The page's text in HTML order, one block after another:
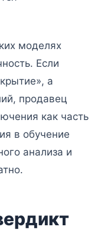
моделях
Если
а
продавец
как часть
в обучение
анализа и